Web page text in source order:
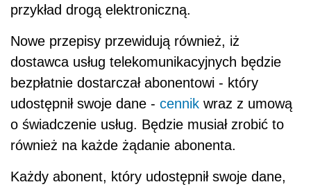
przykład drogą elektroniczną.
Nowe przepisy przewidują również, iż
dostawca usług telekomunikacyjnych będzie
bezpłatnie dostarczał abonentowi - który
udostępnił swoje dane - cennik wraz z umową
o świadczenie usług. Będzie musiał zrobić to
również na każde żądanie abonenta.
Każdy abonent, który udostępnił swoje dane,